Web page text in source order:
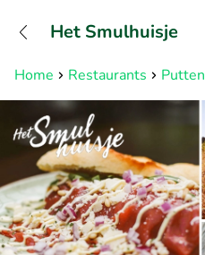
Home Restaurants Putten
Het Smulhuisje